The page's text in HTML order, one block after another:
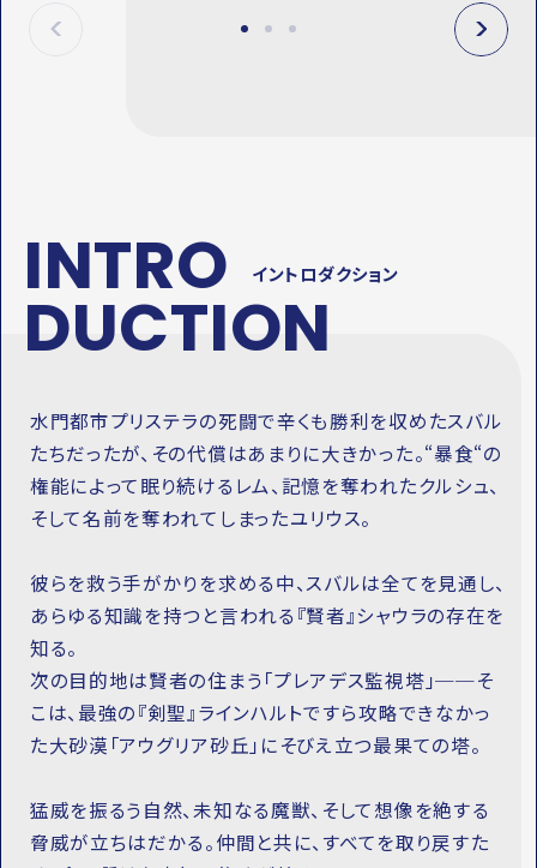
P
N
X
INTRO
DUCTION
イントロダクション
水門都市プリステラの死闘で辛くも勝利を収めたスバル
たちだったが、その代償はあまりに大きかった。“暴食“の
権能によって眠り続けるレム、記憶を奪われたクルシュ、
そして名前を奪われてしまったユリウス。
彼らを救う手がかりを求める中、スバルは全てを見通し、
あらゆる知識を持つと言われる『賢者』シャウラの存在を
知る。
次の目的地は賢者の住まう「プレアデス監視塔」──そ
こは、最強の『剣聖』ラインハルトですら攻略できなかっ
た大砂漠「アウグリア砂丘」にそびえ立つ最果ての塔。
猛威を振るう自然、未知なる魔獣、そして想像を絶する
脅威が立ちはだかる。仲間と共に、すべてを取り戻すた